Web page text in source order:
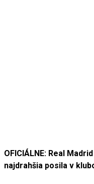
OFICIÁLNE: Real
najdrahšia posila v